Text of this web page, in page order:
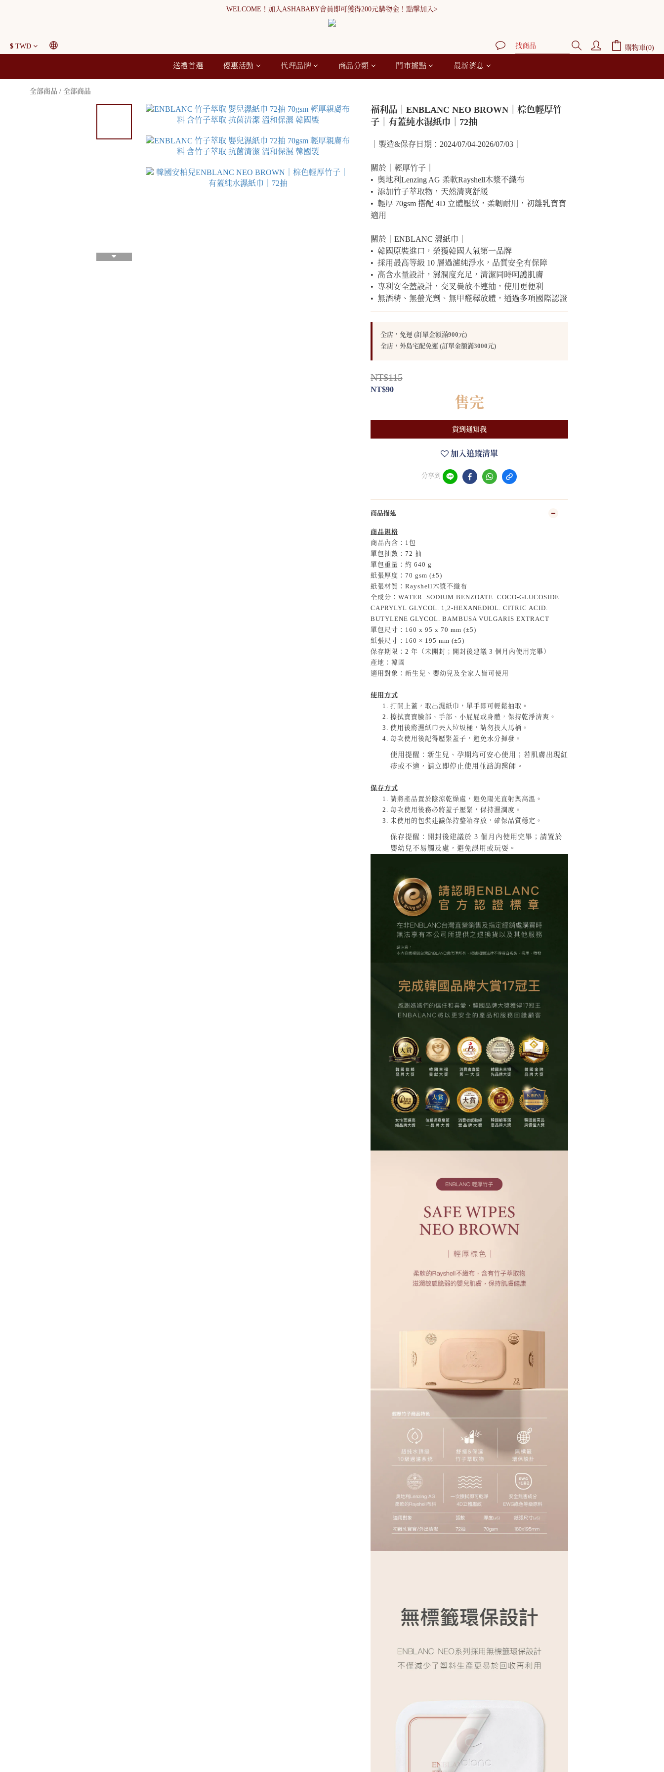
WELCOME！加入ASHABABY會員即可獲得200元購物金！點擊加入>
WELCOME！加入ASHABABY會員即可獲得200元購物金！點擊加入>
全館消費滿900元免運
$ TWD 購物車(0)
送禮首選 優惠活動 代理品牌 商品分類 門市據點 最新消息
全部商品 / 全部商品
福利品｜ENBLANC NEO BROWN｜棕色輕厚竹
子｜有蓋純水濕紙巾｜72抽
｜製造&保存日期：2024/07/04-2026/07/03｜
關於｜輕厚竹子｜
•  奧地利Lenzing AG 柔軟Rayshell木漿不織布
•  添加竹子萃取物，天然清爽舒緩
•  輕厚 70gsm 搭配 4D 立體壓紋，柔韌耐用，初離乳寶寶
適用
關於｜ENBLANC 濕紙巾｜
•  韓國原裝進口，榮獲韓國人氣第一品牌
•  採用最高等級 10 層過濾純淨水，品質安全有保障
•  高含水量設計，濕潤度充足，清潔同時呵護肌膚
•  專利安全蓋設計，交叉疊放不連抽，使用更便利
•  無酒精、無螢光劑、無甲醛釋放體，通過多項國際認證
全店，免運 (訂單金額滿900元)
全店，外島宅配免運 (訂單金額滿3000元)
NT$115
NT$90
售完
貨到通知我
加入追蹤清單
分享到
商品描述
商品規格
商品內含：1包
單包抽數：72 抽
單包重量：約 640 g
紙張厚度：70 gsm (±5)
紙張材質：Rayshell木漿不織布
全成分：WATER. SODIUM BENZOATE. COCO-GLUCOSIDE.
CAPRYLYL GLYCOL. 1,2-HEXANEDIOL. CITRIC ACID.
BUTYLENE GLYCOL. BAMBUSA VULGARIS EXTRACT
單包尺寸：160 x 95 x 70 mm (±5)
紙張尺寸：160 × 195 mm (±5)
保存期限：2 年（未開封；開封後建議 3 個月內使用完畢）
產地：韓國
適用對象：新生兒、嬰幼兒及全家人皆可使用
使用方式
打開上蓋，取出濕紙巾，單手即可輕鬆抽取。
擦拭寶寶臉部、手部、小屁屁或身體，保持乾淨清爽。
使用後將濕紙巾丟入垃圾桶，請勿投入馬桶。
每次使用後記得壓緊蓋子，避免水分揮發。
使用提醒：新生兒、孕期均可安心使用；若肌膚出現紅
疹或不適，請立即停止使用並諮詢醫師。
保存方式
請將產品置於陰涼乾燥處，避免陽光直射與高溫。
每次使用後務必將蓋子壓緊，保持濕潤度。
未使用的包裝建議保持整箱存放，確保品質穩定。
保存提醒：開封後建議於 3 個月內使用完畢；請置於
嬰幼兒不易觸及處，避免誤用或玩耍。